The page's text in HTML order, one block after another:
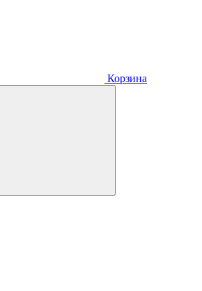
Корзина